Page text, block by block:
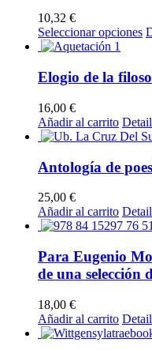
10,32 €
Seleccionar opciones
Elogio de la
16,00 €
Añadir al carrito
Antología de
25,00 €
Añadir al carrito
Para Eugenio
de una selección
18,00 €
Añadir al carrito